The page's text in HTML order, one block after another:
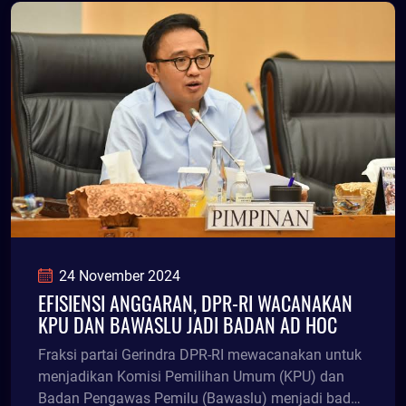
24 November 2024
EFISIENSI ANGGARAN, DPR-RI WACANAKAN
KPU DAN BAWASLU JADI BADAN AD HOC
Fraksi partai Gerindra DPR-RI mewacanakan untuk
menjadikan Komisi Pemilihan Umum (KPU) dan
Badan Pengawas Pemilu (Bawaslu) menjadi badan